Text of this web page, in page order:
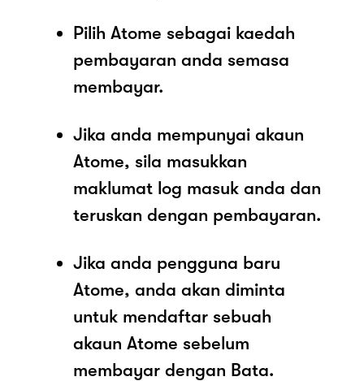
Pilih Atome sebagai kaedah
pembayaran anda semasa
membayar.
Jika anda mempunyai akaun
Atome, sila masukkan
maklumat log masuk anda dan
teruskan dengan pembayaran.
Jika anda pengguna baru
Atome, anda akan diminta
untuk mendaftar sebuah
akaun Atome sebelum
membayar dengan Bata.